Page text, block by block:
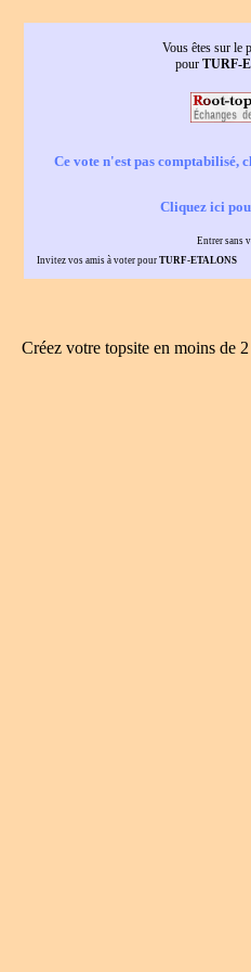
Vous êtes sur le
pour TURF-
Ce vote n'est pas comptabilisé,
Cliquez ici
Entrer sans
Invitez vos amis à voter pour TURF-ETALONS
Créez votre topsite en moins de